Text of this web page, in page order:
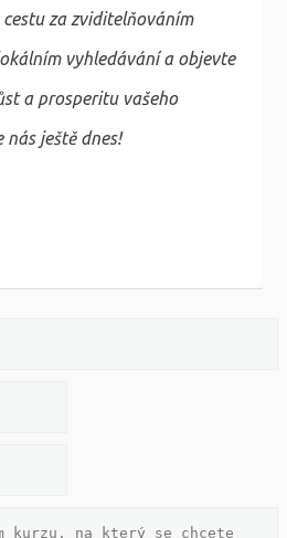
za zviditelňováním
vyhledávání a objevte
a prosperitu vašeho
ještě dnes!